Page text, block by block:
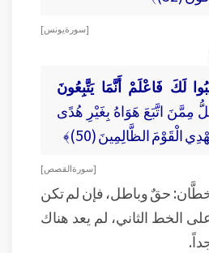
[ سورة يونس ]
لَكَ فَاعْلَمْ أَنَّمَا يَتَّبِعُونَ
مِمَّنَ اتَّبَعَ هَوَاهُ بِغَيْرِ هُدًى
الْقَوْمَ الظَّالِمِينَ (50)﴾
[ سورة القصص ]
خطَّان: حقٌ وباطل، فإن لم تكن
الخط الثاني، لم يعد هناك